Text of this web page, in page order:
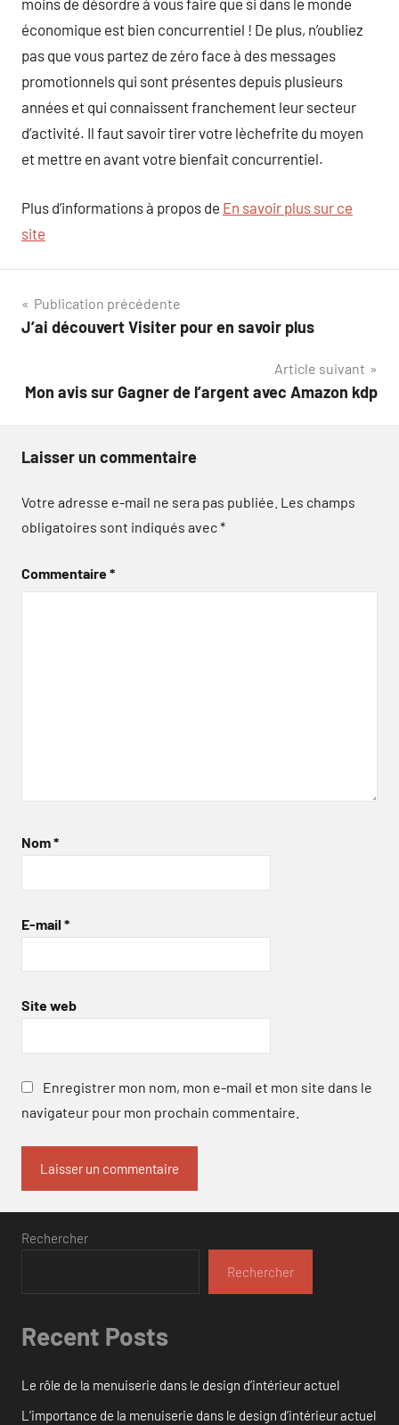
moins de désordre à vous faire que si dans le monde
économique est bien concurrentiel ! De plus, n’oubliez
pas que vous partez de zéro face à des messages
promotionnels qui sont présentes depuis plusieurs
années et qui connaissent franchement leur secteur
d’activité. Il faut savoir tirer votre lèchefrite du moyen
et mettre en avant votre bienfait concurrentiel.
Plus d’informations à propos de En savoir plus sur ce
site
Navigation
de
Publication précédente
J’ai découvert Visiter pour en savoir plus
Article suivant
Mon avis sur Gagner de l’argent avec Amazon kdp
Laisser un commentaire
Votre adresse e-mail ne sera pas publiée. Les champs
obligatoires sont indiqués avec*
Commentaire*
Nom*
E-mail *
Site web
Enregistrer mon nom, mon e-mail et mon site dans le
navigateur pour mon prochain commentaire.
Rechercher
Rechercher
Recent Posts
Le rôle de la menuiserie dans le design d’intérieur actuel
L’importance de la menuiserie dans le design d’intérieur actuel